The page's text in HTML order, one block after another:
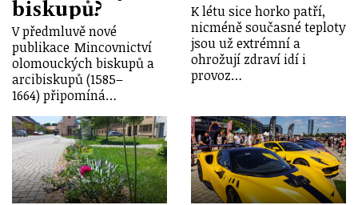
biskupů?
V předmluvě nové
publikace Mincovnictví
olomouckých biskupů a
arcibiskupů (1585–
1664) připomíná…
K létu sice horko patří,
nicméně současné teploty
jsou už extrémní a
ohrožují zdraví idí i
provoz…